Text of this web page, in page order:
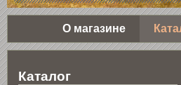
О магазине
Каталог